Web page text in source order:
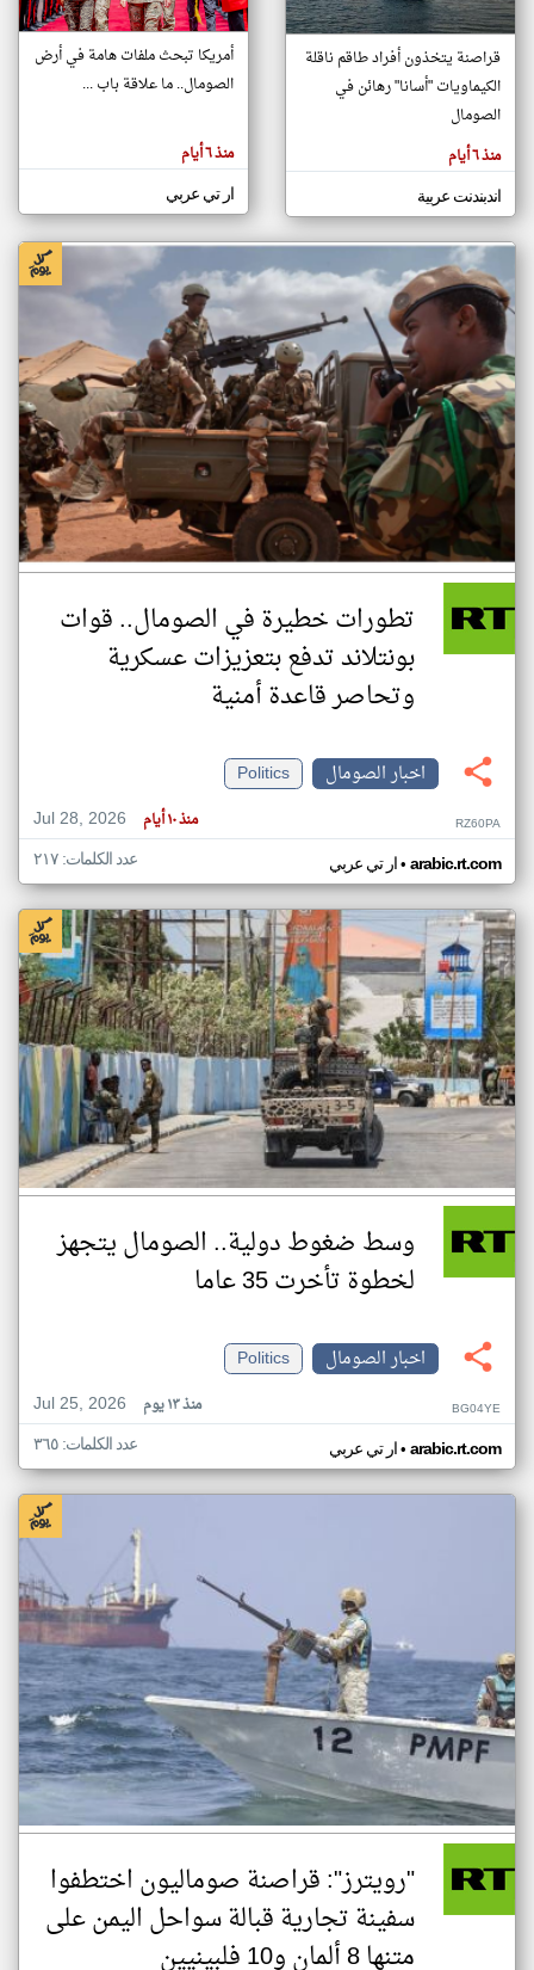
تغيير الدولة
اخبار الصومال على مدار الساعة
أهم اخبار الصومال العاجلة والمباشرة
المقالات
هنا عن
وجهة
كاتبيها.
قراصنة يتخذون أفراد طاقم ناقلة
الكيماويات "أسانا" رهائن في
الصومال
منذ ٦ أيام
اندبندنت عربية
أمريكا تبحث ملفات هامة في أرض
الصومال.. ما علاقة باب ...
منذ ٦ أيام
ار تي عربي
تطورات خطيرة في الصومال.. قوات
بونتلاند تدفع بتعزيزات عسكرية
وتحاصر قاعدة أمنية
اخبار الصومال
Politics
Jul 28, 2026
منذ ١٠ أيام RZ60PA
ار تي عربي• arabic.rt.com عدد الكلمات: ٢١٧
وسط ضغوط دولية.. الصومال يتجهز
لخطوة تأخرت 35 عاما
اخبار الصومال
Politics
Jul 25, 2026
منذ ١٣ يوم BG04YE
ار تي عربي• arabic.rt.com عدد الكلمات: ٣٦٥
"رويترز": قراصنة صوماليون اختطفوا
سفينة تجارية قبالة سواحل اليمن على
متنها 8 ألمان و10 فلبينيين
klyoum.com